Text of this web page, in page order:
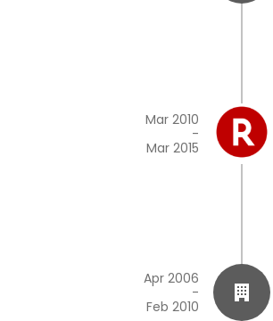
Mar 2010
-
Mar 2015
Apr 2006
-
Feb 2010